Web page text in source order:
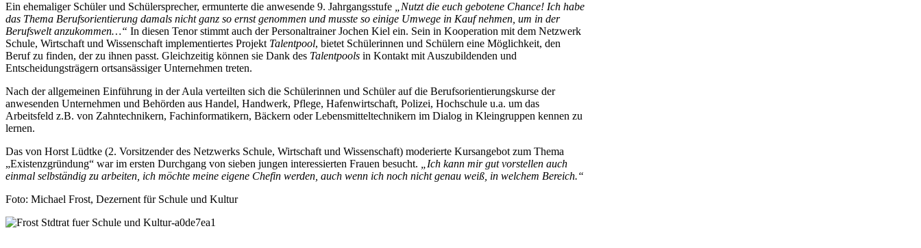
Ein ehemaliger Schüler und Schülersprecher, ermunterte die anwesende 9. Jahrgangsstufe „Nutzt die euch gebotene Chance! Ich habe
das Thema Berufsorientierung damals nicht ganz so ernst genommen und musste so einige Umwege in Kauf nehmen, um in der
Berufswelt anzukommen…“ In diesen Tenor stimmt auch der Personaltrainer Jochen Kiel ein. Sein in Kooperation mit dem Netzwerk
Schule, Wirtschaft und Wissenschaft implementiertes Projekt Talentpool, bietet Schülerinnen und Schülern eine Möglichkeit, den
Beruf zu finden, der zu ihnen passt. Gleichzeitig können sie Dank des Talentpools in Kontakt mit Auszubildenden und
Entscheidungsträgern ortsansässiger Unternehmen treten.
Nach der allgemeinen Einführung in der Aula verteilten sich die Schülerinnen und Schüler auf die Berufsorientierungskurse der
anwesenden Unternehmen und Behörden aus Handel, Handwerk, Pflege, Hafenwirtschaft, Polizei, Hochschule u.a. um das
Arbeitsfeld z.B. von Zahntechnikern, Fachinformatikern, Bäckern oder Lebensmitteltechnikern im Dialog in Kleingruppen kennen zu
lernen.
Das von Horst Lüdtke (2. Vorsitzender des Netzwerks Schule, Wirtschaft und Wissenschaft) moderierte Kursangebot zum Thema
„Existenzgründung“ war im ersten Durchgang von sieben jungen interessierten Frauen besucht. „Ich kann mir gut vorstellen auch
einmal selbständig zu arbeiten, ich möchte meine eigene Chefin werden, auch wenn ich noch nicht genau weiß, in welchem Bereich.“
Foto: Michael Frost, Dezernent für Schule und Kultur